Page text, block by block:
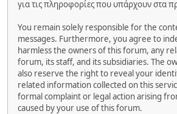
για τις πληροφορίες που υπάρχουν στα
You remain solely responsible for the
messages. Furthermore, you agree to
harmless the owners of this forum, any
forum, its staff, and its subsidiaries. The
also reserve the right to reveal your
related information collected on this
formal complaint or legal action arising
caused by your use of this forum.